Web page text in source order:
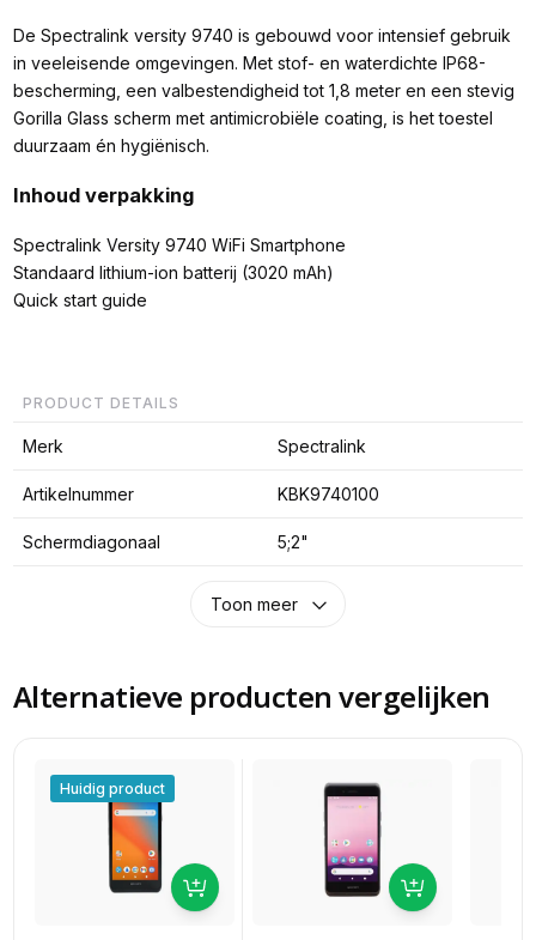
De Spectralink versity 9740 is gebouwd voor intensief gebruik
in veeleisende omgevingen. Met stof- en waterdichte IP68-
bescherming, een valbestendigheid tot 1,8 meter en een stevig
Gorilla Glass scherm met antimicrobiële coating, is het toestel
duurzaam én hygiënisch.
Inhoud verpakking
Spectralink Versity 9740 WiFi Smartphone
Standaard lithium-ion batterij (3020 mAh)
Quick start guide
PRODUCT DETAILS
Merk Spectralink
Artikelnummer KBK9740100
Schermdiagonaal 5;2"
Toon meer
Alternatieve producten vergelijken
Huidig product